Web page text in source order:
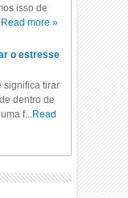
isso de
Read more »
o estresse
significa tirar
dentro de
f...Read